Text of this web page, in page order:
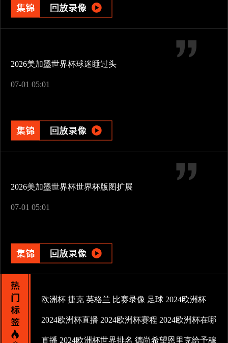
2026美加墨世界杯球迷睡过头
07-01 05:01
2026美加墨世界杯世界杯版图扩展
07-01 05:01
欧洲杯 捷克 英格兰 比赛录像 足球 2024欧洲杯
2024欧洲杯直播 2024欧洲杯赛程 2024欧洲杯在哪
直播 2024欧洲杯世界排名 德尚希望恩里克给予穆